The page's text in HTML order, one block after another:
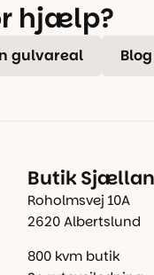
hjælp?
gulvareal Blog
Butik
Roholmsvej 10A
2620 Albertslund
800 kvm butik